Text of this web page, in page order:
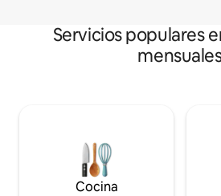
Servicios populares
Cocina